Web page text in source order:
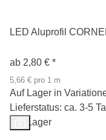
LED Aluprofil
ab 2,80 € *
5,66 € pro 1 m
Auf Lager in
Lieferstatus: ca. 3-5
Auf Lager